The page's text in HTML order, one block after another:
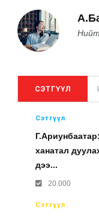
СЭТГҮҮЛ
Сэтгүүл
ханатал
дээ...
20.000
Сэтгүүл